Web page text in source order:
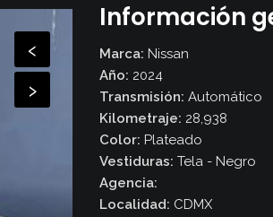
Inicio
Secciones
Revista
‹
›
Información
Marca: Nissan
Año: 2024
Transmisión: Automático
Kilometraje: 28,938
Color: Plateado
Vestiduras: Tela - Negro
Agencia:
Localidad: CDMX